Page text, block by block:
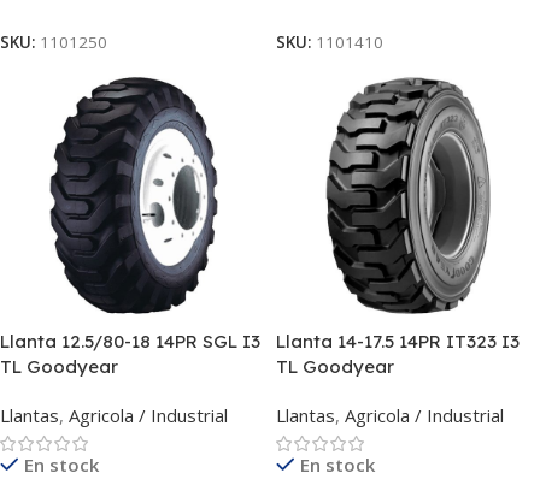
SKU: 1101250 SKU: 1101410
Llanta 12.5/80-18 14PR SGL I3
TL Goodyear
Llantas, Agricola / Industrial
En stock
Llanta 14-17.5 14PR IT323 I3
TL Goodyear
Llantas, Agricola / Industrial
En stock